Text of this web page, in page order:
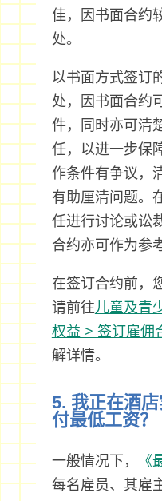
佳，因书面合约
处。
以书面方式签订
处，因书面合约
件，同时亦可清
任，以进一步保
作条件有争议，
有助厘清问题。
任进行讨论或讼
合约亦可作为参
在签订合约前，
请前往儿童及青
权益 > 签订雇佣
解详情。
5. 我正在酒
付最低工资？
一般情况下， 《
每名雇员、其雇